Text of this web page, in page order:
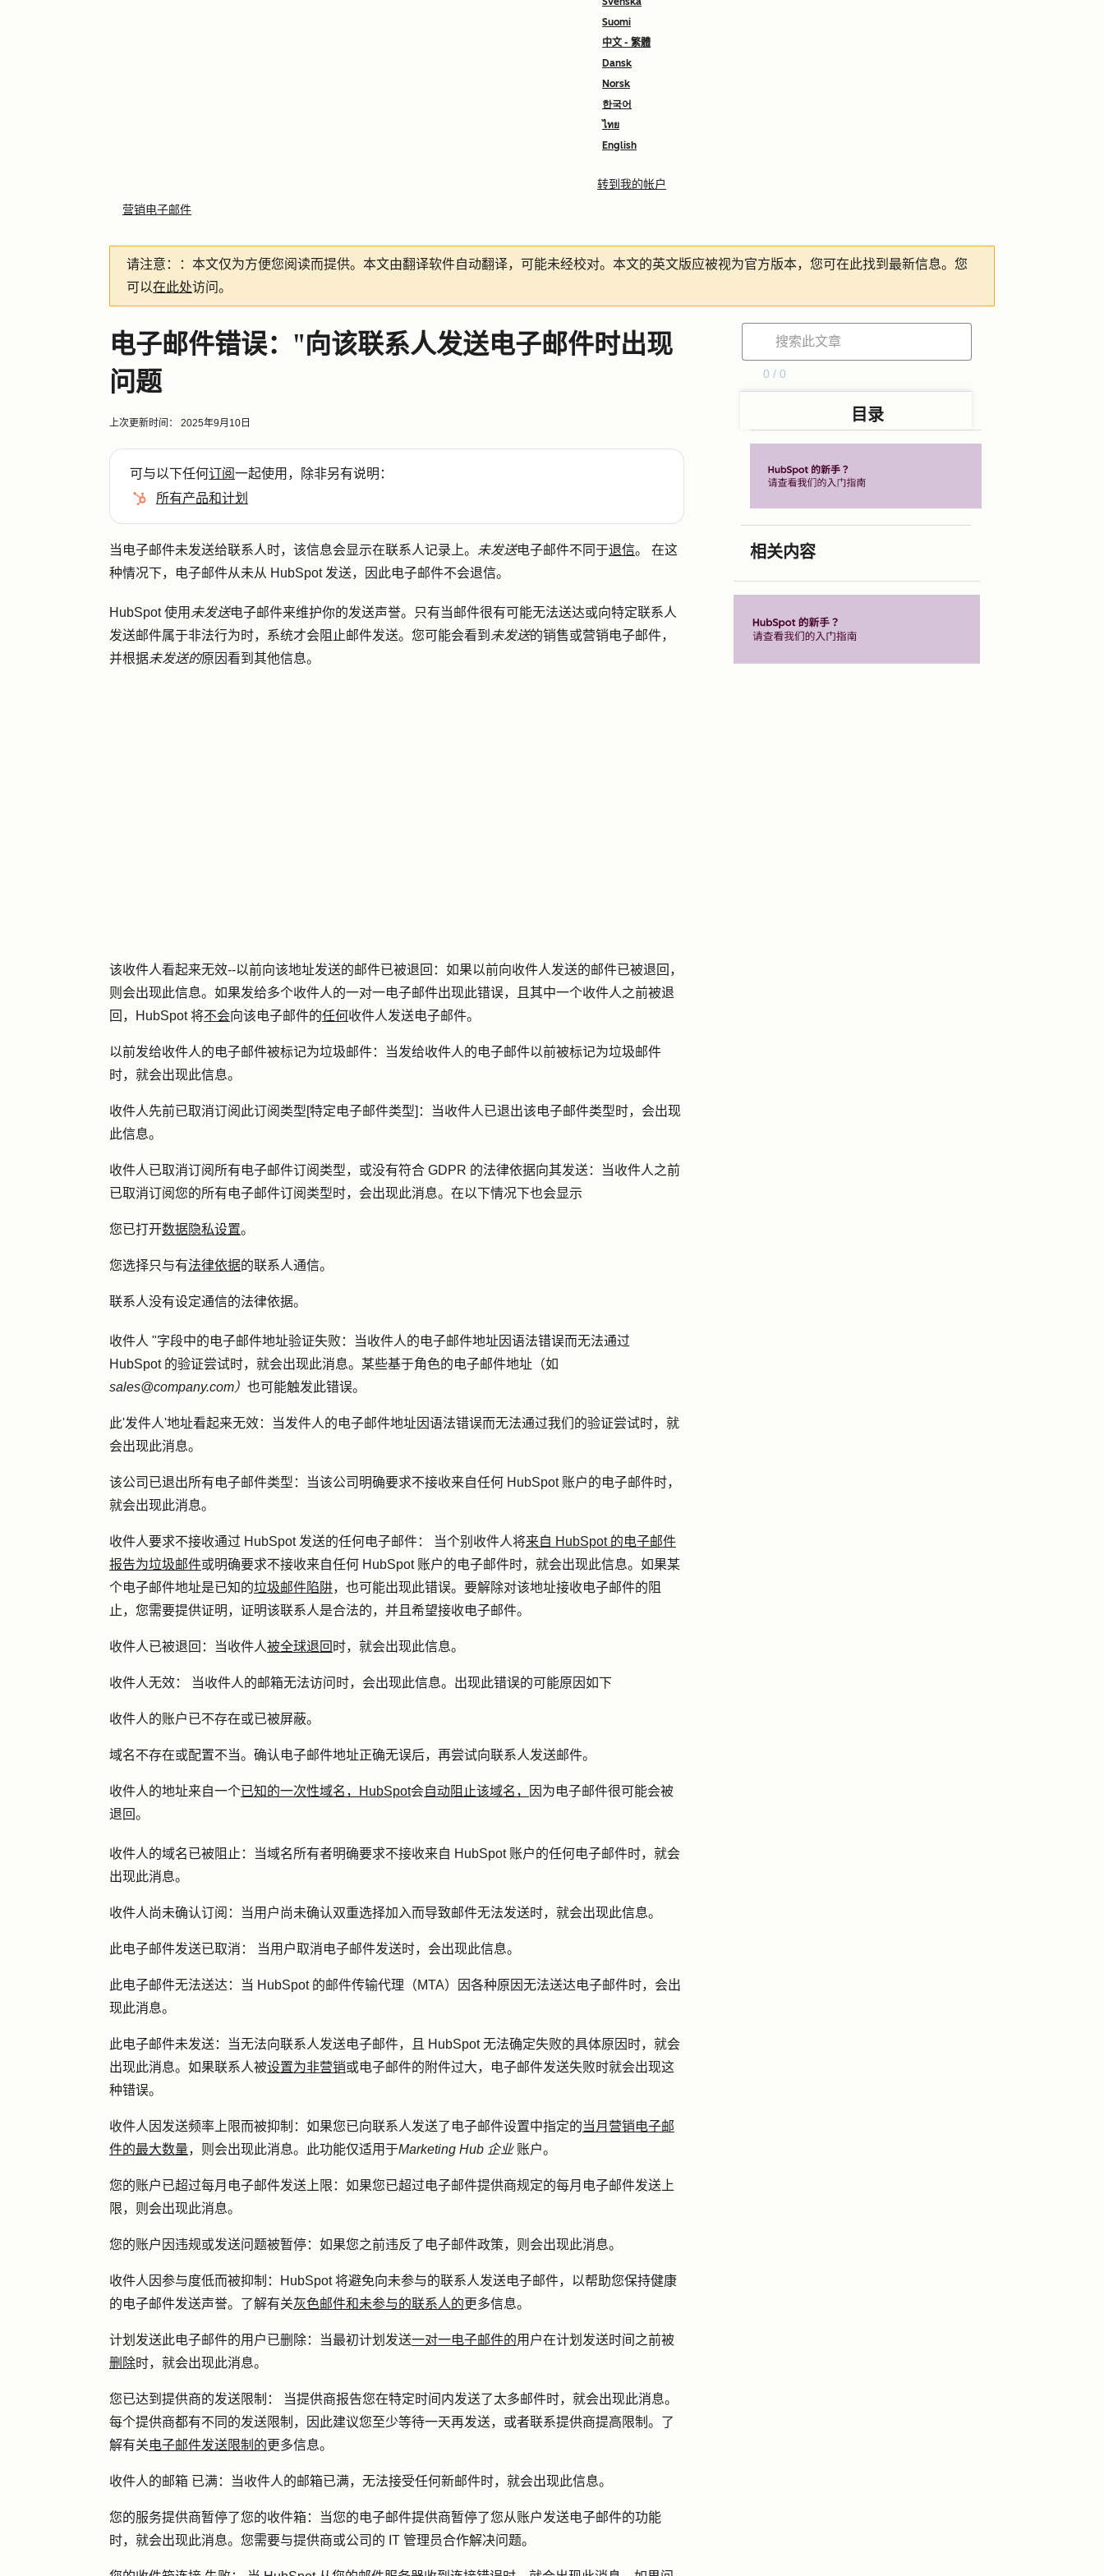
Suomi
中文 - 繁體
Dansk
Norsk
한국어
ไทย
English
转到我的帐户
营销电子邮件
请注意： ：本文仅为方便您阅读而提供。 本文由翻译软件自动翻译，可能未经校对。本文的英文版应被视为官方版本，您可在此找到最新信息。您
可以在此处访问。
电子邮件错误："向该联系人发送电子邮件时出现
问题
上次更新时间： 2025年9月10日
可与以下任何订阅一起使用，除非另有说明：
所有产品和计划
当电子邮件未发送给联系人时，该信息会显示在联系人记录上。 未发送电子邮件不同于退信。 在这
种情况下，电子邮件从未从 HubSpot 发送，因此电子邮件不会退信。
HubSpot 使用 未发送电子邮件来维护你的发送声誉。只有当邮件很有可能无法送达或向特定联系人
发送邮件属于非法行为时，系统才会阻止邮件发送。您可能会看到 未发送的销售或营销电子邮件，
并根据未发送的原因看到其他信息。
该收件人看起来无效--以前向该地址发送的邮件已被退回： 如果以前向收件人发送的邮件已被退回，
则会出现此信息。如果发给多个收件人的一对一电子邮件出现此错误，且其中一个收件人之前被退
回，HubSpot 将不会向该电子邮件的任何收件人发送电子邮件。
以前发给收件人的电子邮件被标记为垃圾邮件：
当发给收件人的电子邮件以前被标记为垃圾邮件
时，就会出现此信息。
收件人先前已取消订阅此订阅类型[特定电子邮件类型]：
当收件人已退出该电子邮件类型时，会出现
此信息。
收件人已取消订阅所有电子邮件订阅类型，或没有符合 GDPR 的法律依据向其发送：
当收件人之前
已取消订阅您的所有电子邮件订阅类型时，会出现此消息。在以下情况下也会显示
您已打开数据隐私设置。
您选择只与有法律依据的联系人通信。
联系人没有设定通信的法律依据。
收件人 "字段中的电子邮件地址验证失败：
当收件人的电子邮件地址因语法错误而无法通过
HubSpot 的验证尝试时，就会出现此消息。某些基于角色的电子邮件地址（如
sales@company.com） 也可能触发此错误。
此'发件人'地址看起来无效：
当发件人的电子邮件地址因语法错误而无法通过我们的验证尝试时，就
会出现此消息。
该公司已退出所有电子邮件类型：
当该公司明确要求不接收来自任何 HubSpot 账户的电子邮件时，
就会出现此消息。
收件人要求不接收通过 HubSpot 发送的任何电子邮件： 当个别收件人将来自 HubSpot 的电子邮件
报告为垃圾邮件或明确要求不接收来自任何 HubSpot 账户的电子邮件时，就会出现此信息。如果某
个电子邮件地址是已知的垃圾邮件陷阱，也可能出现此错误。要解除对该地址接收电子邮件的阻
止，您需要提供证明，证明该联系人是合法的，并且希望接收电子邮件。
收件人已被退回： 当收件人被全球退回 时，就会出现此信息。
收件人无效： 当收件人的邮箱无法访问时，会出现此信息。出现此错误的可能原因如下
收件人的账户已不存在或已被屏蔽。
域名不存在或配置不当。确认电子邮件地址正确无误后，再尝试向联系人发送邮件。
收件人的地址来自一个已知的一次性域名，HubSpot会自动阻止该域名，
因为电子邮件很可能会被
退回。
收件人的域名已被阻止：
当域名所有者明确要求不接收来自 HubSpot 账户的任何电子邮件时，就会
出现此消息。
收件人尚未确认订阅： 当用户尚未确认双重选择加入而导致邮件无法发送时，就会出现此信息。
此电子邮件发送已取消： 当用户取消电子邮件发送时，会出现此信息。
此电子邮件无法送达：
当 HubSpot 的邮件传输代理（MTA）因各种原因无法送达电子邮件时，会出
现此消息。
此电子邮件未发送：
当无法向联系人发送电子邮件，且 HubSpot 无法确定失败的具体原因时，就会
出现此消息。如果联系人被设置为非营销或电子邮件的附件过大，电子邮件发送失败时就会出现这
种错误。
收件人因发送频率上限而被抑制： 如果您已向联系人发送了电子邮件设置中指定的当月营销电子邮
件的最大数量，则会出现此消息。此功能仅适用于Marketing Hub 企业 账户。
您的账户已超过每月电子邮件发送 上限 ： 如果您已超过电子邮件提供商规定的每月电子邮件发送上
限，则会出现此消息。
您的账户因违规或发送问题被暂停： 如果您之前违反了电子邮件政策，则会出现此消息。
收件人因参与度低而被抑制：
HubSpot 将避免向未参与的联系人发送电子邮件，以帮助您保持健康
的电子邮件发送声誉。了解有关灰色邮件和未参与的联系人的更多信息。
计划发送此电子邮件的用户已删除： 当最初计划发送一对一电子邮件的用户在计划发送时间之前被
删除时，就会出现此消息。
您已达到提供商的发送限制：
当提供商报告您在特定时间内发送了太多邮件时，就会出现此消息。
每个提供商都有不同的发送限制，因此建议您至少等待一天再发送，或者联系提供商提高限制。了
解有关电子邮件发送限制的更多信息。
收件人的邮箱 已满： 当收件人的邮箱已满，无法接受任何新邮件时，就会出现此信息。
您的服务提供商暂停了您的收件箱：
当您的电子邮件提供商暂停了您从账户发送电子邮件的功能
时，就会出现此消息。您需要与提供商或公司的 IT 管理员合作解决问题。
0 / 0
目录
相关内容